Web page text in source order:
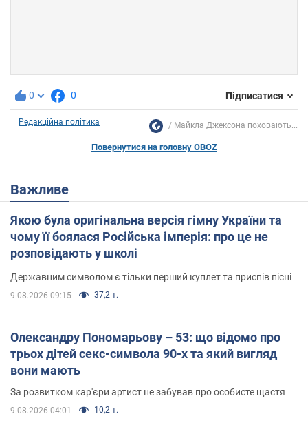
0 0 Підписатися
Редакційна політика Майкла Джексона поховають...
Повернутися на головну OBOZ
Важливе
Якою була оригінальна версія гімну України та
чому її боялася Російська імперія: про це не
розповідають у школі
Державним символом є тільки перший куплет та приспів пісні
9.08.2026 09:15 37,2 т.
Олександру Пономарьову – 53: що відомо про
трьох дітей секс-символа 90-х та який вигляд
вони мають
За розвитком кар'єри артист не забував про особисте щастя
9.08.2026 04:01 10,2 т.